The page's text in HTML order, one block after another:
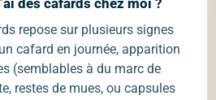
des cafards chez moi ?
repose sur plusieurs signes
cafard en journée, apparition
(semblables à du marc de
restes de mues, ou capsules